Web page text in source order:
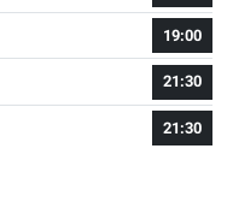
19:00
21:30
21:30